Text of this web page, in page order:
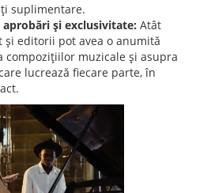
suplimentare.
și exclusivitate: Atât
și editorii pot avea o anumită
compozițiilor muzicale și asupra
lucrează fiecare parte, în